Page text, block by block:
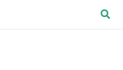
Søg